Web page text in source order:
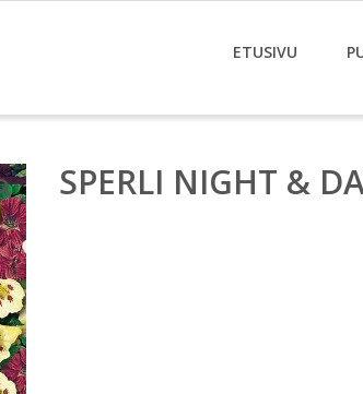
ETUSIVU
SPERLI NIGHT &